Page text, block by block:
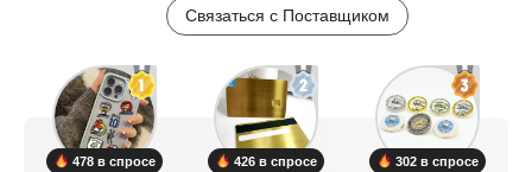
Связаться с Поставщиком
478 в спросе 426 в спросе 302 в спросе